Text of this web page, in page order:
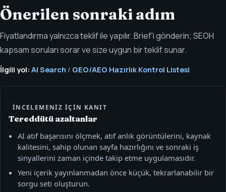
Önerilen sonraki adım
Fiyatlandırma yalnızca teklif ile yapılır. Brief'i gönderin; SEOH
kapsam soruları sorar ve size uygun bir teklif sunar.
İlgili yol: AI Search / GEO/AEO Hazırlık Kontrol Listesi
İNCELEMENIZ IÇIN KANIT
Tereddütü azaltanlar
AI atıf başarısını ölçmek, atıf anlık görüntülerini, kaynak
kalitesini, sahip olunan sayfa hazırlığını ve sonraki iş
sinyallerini zaman içinde takip etme uygulamasıdır.
Yeni içerik yayınlanmadan önce küçük, tekrarlanabilir bir
sorgu seti oluşturun.